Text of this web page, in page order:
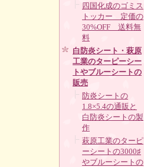
四国化成のゴミス
トッカー 定価の
30%OFF 送料無
料
白防炎シート・萩原
工業のターピーシー
トやブルーシートの
販売
防炎シートの
1.8×5.4の通販と
白防炎シートの製
作
萩原工業のターピ
ーシートの3000♯
やブルーシートの